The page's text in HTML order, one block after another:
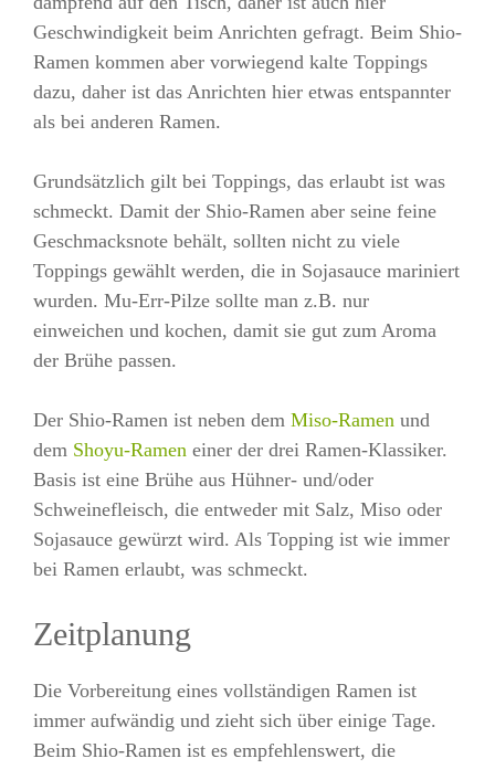
Geschwindigkeit beim Anrichten gefragt. Beim Shio-
Ramen kommen aber vorwiegend kalte Toppings
dazu, daher ist das Anrichten hier etwas entspannter
als bei anderen Ramen.
Grundsätzlich gilt bei Toppings, das erlaubt ist was
schmeckt. Damit der Shio-Ramen aber seine feine
Geschmacksnote behält, sollten nicht zu viele
Toppings gewählt werden, die in Sojasauce mariniert
wurden. Mu-Err-Pilze sollte man z.B. nur
einweichen und kochen, damit sie gut zum Aroma
der Brühe passen.
Der Shio-Ramen ist neben dem Miso-Ramen und
dem Shoyu-Ramen einer der drei Ramen-Klassiker.
Basis ist eine Brühe aus Hühner- und/oder
Schweinefleisch, die entweder mit Salz, Miso oder
Sojasauce gewürzt wird. Als Topping ist wie immer
bei Ramen erlaubt, was schmeckt.
Zeitplanung
Die Vorbereitung eines vollständigen Ramen ist
immer aufwändig und zieht sich über einige Tage.
Beim Shio-Ramen ist es empfehlenswert, die